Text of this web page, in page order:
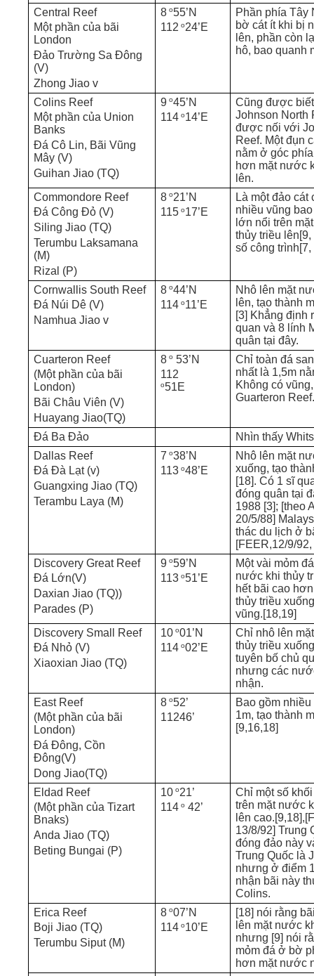
Central Reef
Một phần của bãi
London
Đảo Trường Sa Đông
(V)
Zhong Jiao v
8 o55’N
112 o24’E
Phần phía Tây
bờ cát ít khi bị
lên, phần còn
hô, bao quanh
Colins Reef
Một phần của Union
Banks
Đá Cô Lin, Bãi Vũng
Mây (V)
Guihan Jiao (TQ)
9 o45’N
114 o14’E
Cũng được
Johnson North
được nối với
Reef. Một đụn
nằm ở góc
hơn mặt nước
lên.
Commondore Reef
Đá Công Đỏ (V)
Siling Jiao (TQ)
Terumbu Laksamana
(M)
Rizal (P)
8 o21’N
115 o17’E
Là một đảo cát
nhiều vũng
lớn nổi trên
thủy triều
số công trình[7,
Cornwallis South Reef
Đá Núi Dê (V)
Namhua Jiao v
8 o44’N
114 o11’E
Nhô lên mặt
lên, tạo thành
[3] Khẳng định
quan và 8 lính
quân tại đây.
Cuarteron Reef
(Một phần của bãi
London)
Bãi Châu Viên (V)
Huayang Jiao(TQ)
8 o 53’N
112
o51E
Chỉ toàn đá
nhất là 1,5m
Không có
Guarteron
Đá Ba Đảo
Nhìn thấy
Dallas Reef
Đá Đà Lạt (v)
Guangxing Jiao (TQ)
Terambu Laya (M)
7 o38’N
113 o48’E
Nhô lên mặt
xuống, tạo
[18]. Có 1 sĩ
đóng quân tại
1988 [3]; [theo
20/5/88]
thác du lịch ở
[FEER,12/9/92,
Discovery Great Reef
Đá Lớn(V)
Daxian Jiao (TQ))
Parades (P)
9 o59’N
113 o51’E
Một vài mỏm
nước khi thủy
hết bãi cao
thủy triều
vũng.[18,19]
Discovery Small Reef
Đá Nhỏ (V)
Xiaoxian Jiao (TQ)
10 o01’N
114 o02’E
Chỉ nhô lên
thủy triều
tuyên bố chủ
nhưng các
nhận.
East Reef
(Một phần của bãi
London)
Đá Đông, Cồn
Đông(V)
Dong Jiao(TQ)
8 o52’
11246’
Bao gồm
1m, tạo thành
[9,16,18]
Eldad Reef
(Một phần của Tizart
Bnaks)
Anda Jiao (TQ)
Beting Bungai (P)
10 o21’
114 o 42’
Chỉ một số
trên mặt nước
lên
13/8/92] Trung
đóng đảo này
Trung Quốc là
nhưng ở điểm
nhận bãi này
Colins.
Erica Reef
Boji Jiao (TQ)
Terumbu Siput (M)
8 o07’N
114 o10’E
[18] nói rằng
lên mặt nước
nhưng [9] nói
mỏm đá ở bờ
hơn mặt nước